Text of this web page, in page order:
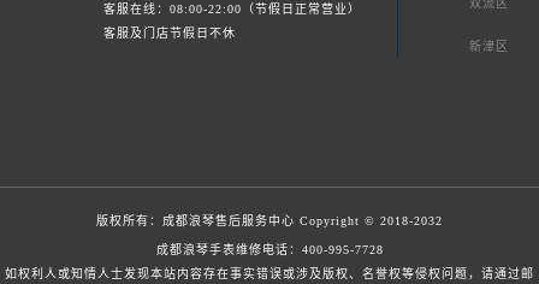
客服在线：08:00-22:00（节假日正常营业）
客服及门店节假日不休
双流区
新津区
版权所有： 成都浪琴售后服务中心 Copyright © 2018-2032
成都浪琴手表维修电话： 400-995-7728
如权利人或知情人士发现本站内容存在事实错误或涉及版权、名誉权等侵权问题，请通过邮